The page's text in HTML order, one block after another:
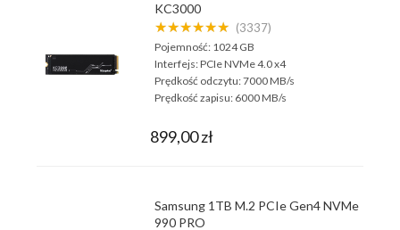
KC3000
★★★★★★ (3337)
Pojemność: 1024 GB
Interfejs:PCIe NVMe 4.0 x4
Prędkość odczytu:7000 MB/s
Prędkość zapisu: 6000 MB/s
899,00 zł
Samsung 1TB M.2 PCIe Gen4 NVMe
990 PRO